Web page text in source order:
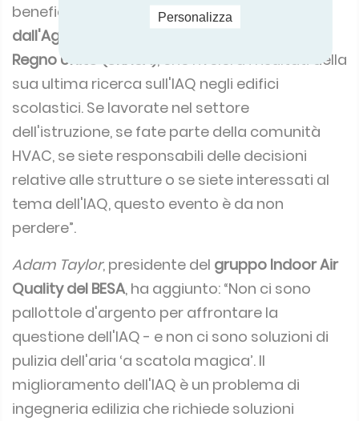
benefici dell'IAQ. La conferenza sarà tenuta
dall'Agenzia per la Sicurezza Sanitaria del
Regno Unito (UKHSA), che rivelerà i risultati della
sua ultima ricerca sull'IAQ negli edifici
scolastici. Se lavorate nel settore
dell'istruzione, se fate parte della comunità
HVAC, se siete responsabili delle decisioni
relative alle strutture o se siete interessati al
tema dell'IAQ, questo evento è da non
perdere”.
Adam Taylor, presidente del gruppo Indoor Air
Quality del BESA, ha aggiunto: “Non ci sono
pallottole d'argento per affrontare la
questione dell'IAQ - e non ci sono soluzioni di
pulizia dell'aria ‘a scatola magica’. Il
miglioramento dell'IAQ è un problema di
ingegneria edilizia che richiede soluzioni
Personalizza